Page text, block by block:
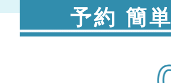
予約 簡単